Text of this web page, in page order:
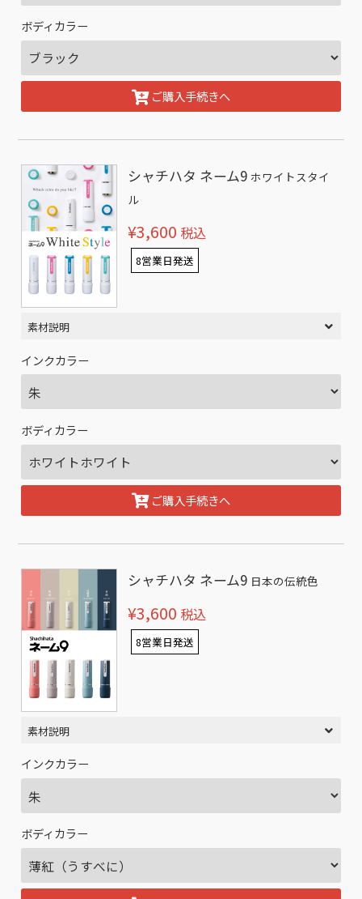
ボディカラー
ご購入手続きへ
シャチハタ ネーム9 ホワイトスタイ
ル
¥3,600 税込
8営業日発送
素材説明
インクカラー
ボディカラー
ご購入手続きへ
シャチハタ ネーム9 日本の伝統色
¥3,600 税込
8営業日発送
素材説明
インクカラー
ボディカラー